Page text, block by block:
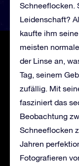
Schneeflocken.
Leidenschaft?
kaufte ihm
meisten
der Linse an,
Tag, seinem
zufällig. Mit
fasziniert das
Beobachtung
Schneeflocken
Jahren
Fotografieren